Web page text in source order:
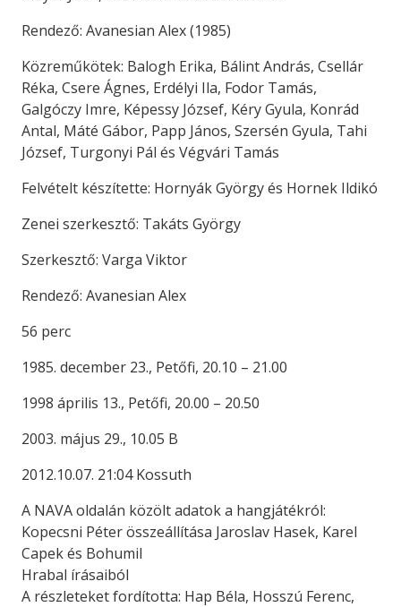
Rendező: Avanesian Alex (1985)
Közreműkötek: Balogh Erika, Bálint András, Csellár
Réka, Csere Ágnes, Erdélyi Ila, Fodor Tamás,
Galgóczy Imre, Képessy József, Kéry Gyula, Konrád
Antal, Máté Gábor, Papp János, Szersén Gyula, Tahi
József, Turgonyi Pál és Végvári Tamás
Felvételt készítette: Hornyák György és Hornek Ildikó
Zenei szerkesztő: Takáts György
Szerkesztő: Varga Viktor
Rendező: Avanesian Alex
56 perc
1985. december 23., Petőfi, 20.10 – 21.00
1998 április 13., Petőfi, 20.00 – 20.50
2003. május 29., 10.05 B
2012.10.07. 21:04 Kossuth
A NAVA oldalán közölt adatok a hangjátékról:
Kopecsni Péter összeállítása Jaroslav Hasek, Karel
Capek és Bohumil
Hrabal írásaiból
A részleteket fordította: Hap Béla, Hosszú Ferenc,